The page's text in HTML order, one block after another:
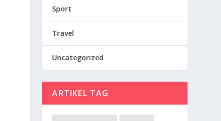
Sport
Travel
Uncategorized
ARTIKEL TAG